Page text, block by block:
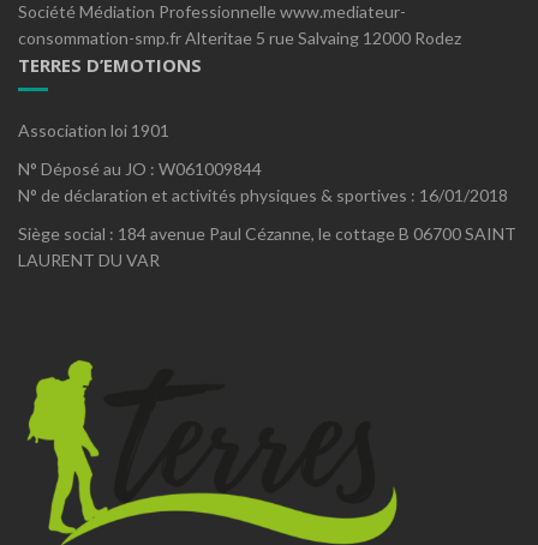
Société Médiation Professionnelle www.mediateur-
consommation-smp.fr Alteritae 5 rue Salvaing 12000 Rodez
TERRES D’EMOTIONS
Association loi 1901
N° Déposé au JO : W061009844
N° de déclaration et activités physiques & sportives : 16/01/2018
Siège social : 184 avenue Paul Cézanne, le cottage B 06700 SAINT
LAURENT DU VAR